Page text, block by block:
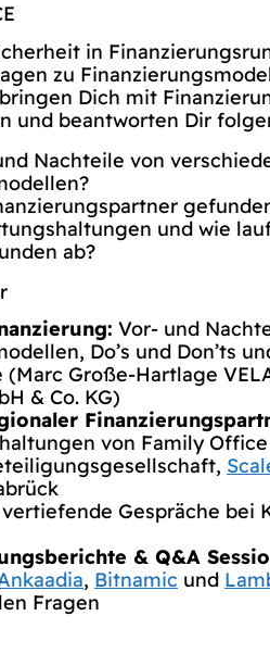
in
zu
Dich mit
und beantworten Dir
Nachteile von
und wie
ab?
Vor- und
Do’s und Don’ts
Große-Hartlage
& Co. KG)
von Family
Gespräche bei
& Q&A
, Bitnamic und
Fragen